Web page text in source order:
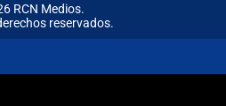
RCN Medios.
reservados.